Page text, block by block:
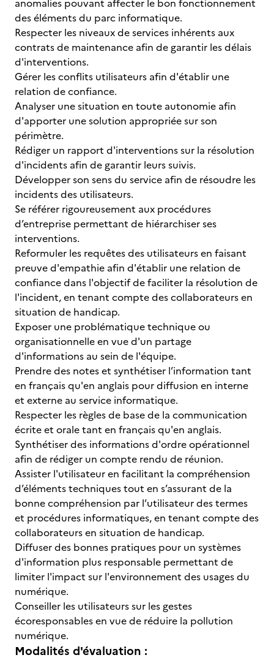
anomalies pouvant affecter le bon fonctionnement
des éléments du parc informatique.
Respecter les niveaux de services inhérents aux
contrats de maintenance afin de garantir les délais
d'interventions.
Gérer les conflits utilisateurs afin d'établir une
relation de confiance.
Analyser une situation en toute autonomie afin
d'apporter une solution appropriée sur son
périmètre.
Rédiger un rapport d'interventions sur la résolution
d'incidents afin de garantir leurs suivis.
Développer son sens du service afin de résoudre les
incidents des utilisateurs.
Se référer rigoureusement aux procédures
d’entreprise permettant de hiérarchiser ses
interventions.
Reformuler les requêtes des utilisateurs en faisant
preuve d'empathie afin d'établir une relation de
confiance dans l'objectif de faciliter la résolution de
l'incident, en tenant compte des collaborateurs en
situation de handicap.
Exposer une problématique technique ou
organisationnelle en vue d'un partage
d'informations au sein de l'équipe.
Prendre des notes et synthétiser l’information tant
en français qu'en anglais pour diffusion en interne
et externe au service informatique.
Respecter les règles de base de la communication
écrite et orale tant en français qu'en anglais.
Synthétiser des informations d'ordre opérationnel
afin de rédiger un compte rendu de réunion.
Assister l'utilisateur en facilitant la compréhension
d’éléments techniques tout en s’assurant de la
bonne compréhension par l’utilisateur des termes
et procédures informatiques, en tenant compte des
collaborateurs en situation de handicap.
Diffuser des bonnes pratiques pour un systèmes
d'information plus responsable permettant de
limiter l'impact sur l'environnement des usages du
numérique.
Conseiller les utilisateurs sur les gestes
écoresponsables en vue de réduire la pollution
numérique.
Modalités d'évaluation :